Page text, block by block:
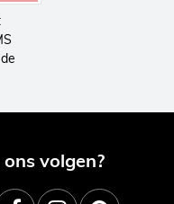
volgen?